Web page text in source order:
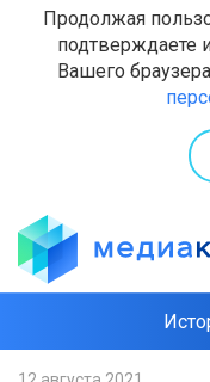
Продолжая
подтверждаете
Вашего